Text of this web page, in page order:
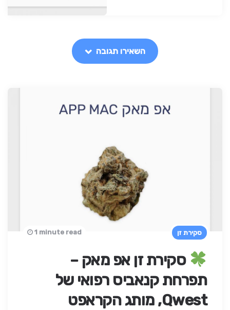
השאירו תגובה
סקירת זן
סקירת זן אפ מאק –
תפרחת קנאביס רפואי של
Qwest, מותג הקראפט
1 minute read